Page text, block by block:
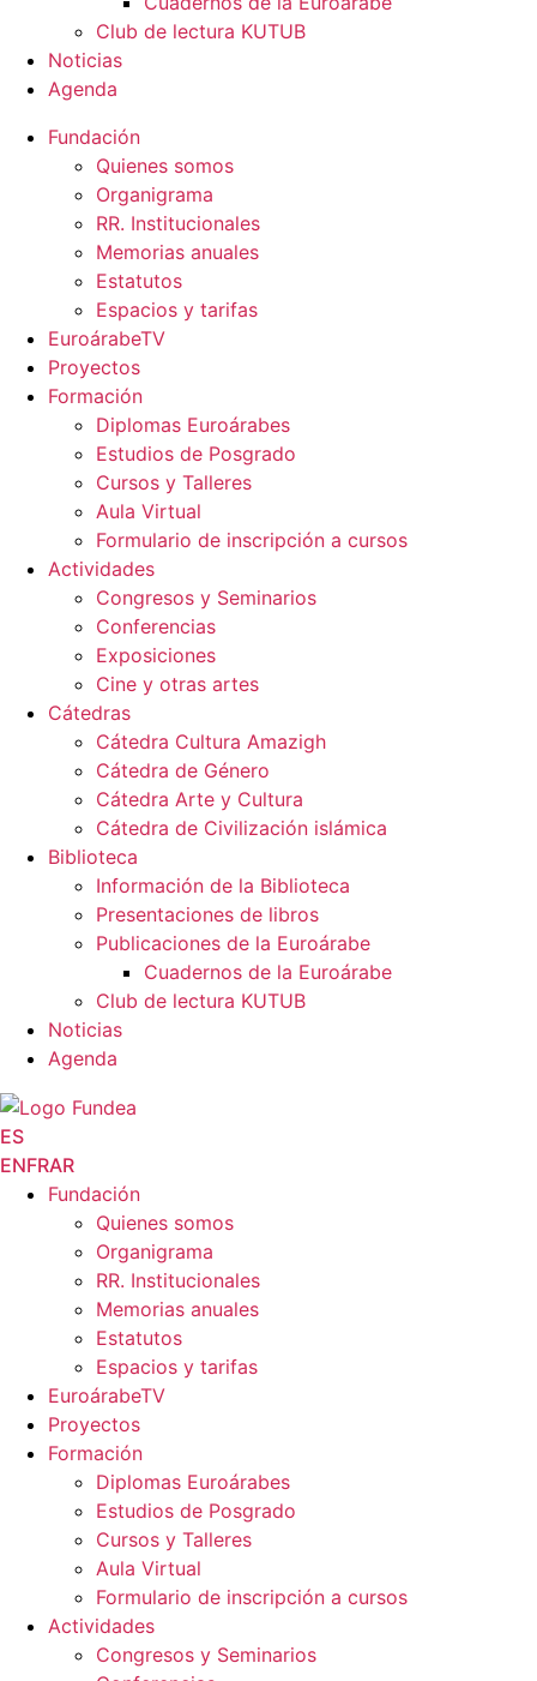
Club de lectura KUTUB
Noticias
Agenda
Fundación
Quienes somos
Organigrama
RR. Institucionales
Memorias anuales
Estatutos
Espacios y tarifas
EuroárabeTV
Proyectos
Formación
Diplomas Euroárabes
Estudios de Posgrado
Cursos y Talleres
Aula Virtual
Formulario de inscripción a cursos
Actividades
Congresos y Seminarios
Conferencias
Exposiciones
Cine y otras artes
Cátedras
Cátedra Cultura Amazigh
Cátedra de Género
Cátedra Arte y Cultura
Cátedra de Civilización islámica
Biblioteca
Información de la Biblioteca
Presentaciones de libros
Publicaciones de la Euroárabe
Cuadernos de la Euroárabe
Club de lectura KUTUB
Noticias
Agenda
ES
ENFRAR
Fundación
Quienes somos
Organigrama
RR. Institucionales
Memorias anuales
Estatutos
Espacios y tarifas
EuroárabeTV
Proyectos
Formación
Diplomas Euroárabes
Estudios de Posgrado
Cursos y Talleres
Aula Virtual
Formulario de inscripción a cursos
Actividades
Congresos y Seminarios